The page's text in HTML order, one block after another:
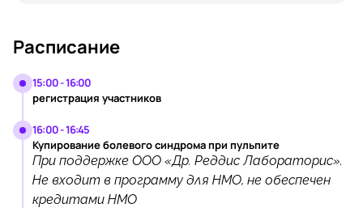
Расписание
15:00 - 16:00
регистрация участников
16:00 - 16:45
Купирование болевого синдрома при пульпите
При поддержке ООО «Др. Реддис Лабораторис».
Не входит в программу для НМО, не обеспечен
кредитами НМО